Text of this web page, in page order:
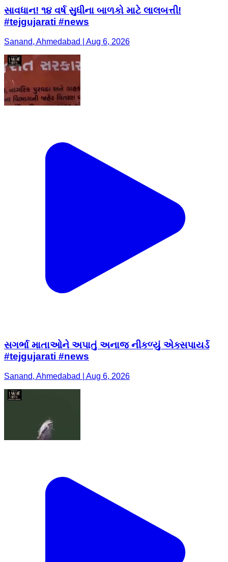
સાવધાન! ૧૪ વર્ષ સુધીના બાળકો માટે લાલબત્તી!
#tejgujarati #news
Sanand, Ahmedabad | Aug 6, 2026
સગર્ભા માતાઓને અપાતું અનાજ નીકળ્યું એક્સપાયર્ડ
#tejgujarati #news
Sanand, Ahmedabad | Aug 6, 2026